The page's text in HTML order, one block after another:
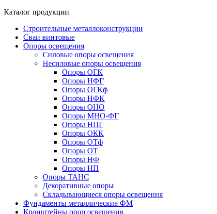
Каталог продукции
Строительные металлоконструкции
Сваи винтовые
Опоры освещения
Силовые опоры освещения
Несиловые опоры освещения
Опоры ОГК
Опоры НФГ
Опоры ОГКф
Опоры НФК
Опоры ОНО
Опоры МНО-ФГ
Опоры НПГ
Опоры ОКК
Опоры ОТф
Опоры ОТ
Опоры НФ
Опоры НП
Опоры ТАНС
Декоративные опоры
Складывающиеся опоры освещения
Фундаменты металлические ФМ
Кронштейны опор освещения